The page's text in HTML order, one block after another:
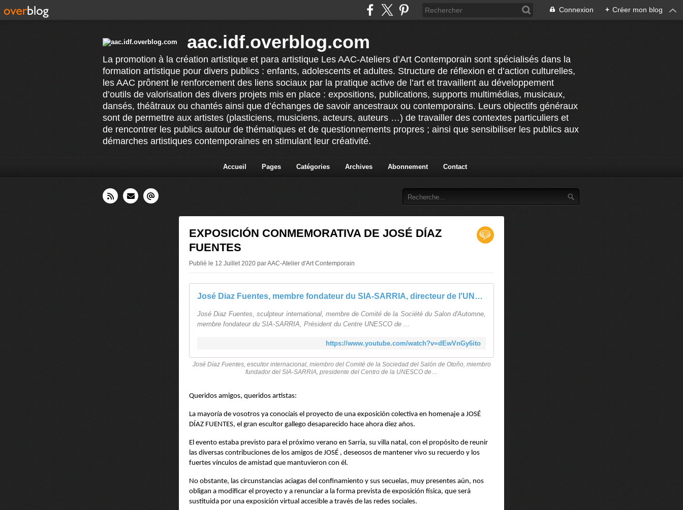
Connexion + Créer mon blog
aac.idf.overblog.com
La promotion à la création artistique et para artistique Les AAC-Ateliers d’Art Contemporain sont spécialisés dans la
formation artistique pour divers publics : enfants, adolescents et adultes. Structure de réflexion et d’action culturelles,
les AAC prônent le renforcement des liens sociaux par la pratique active de l’art et travaillent au développement
d’outils de valorisation des divers projets mis en place : expositions, publications, supports multimédias, musicaux,
dansés, théâtraux ou chantés ainsi que d’échanges de savoir ancestraux ou contemporains. Leurs objectifs généraux
sont de permettre aux artistes (plasticiens, musiciens, acteurs, auteurs …) de travailler des contextes particuliers et
de rencontrer les publics autour de thématiques et de questionnements propres ; ainsi que sensibiliser les publics aux
démarches artistiques contemporaines en stimulant leur créativité.
Accueil Pages Catégories Archives Abonnement Contact
EXPOSICIÓN CONMEMORATIVA DE JOSÉ DÍAZ
FUENTES
Publié le 12 Juillet 2020 par AAC-Atelier d'Art Contemporain
José Diaz Fuentes, membre fondateur du SIA-SARRIA, directeur de l'UNESCO à Sarria
José Diaz Fuentes, sculpteur international, membre de Comité de la Société du Salon d'Automne,
membre fondateur du SIA-SARRIA, Président du Centre UNESCO de ...
https://www.youtube.com/watch?v=dEwVnGy6ito
José Díaz Fuentes, escultor internacional, miembro del Comité de la Sociedad del Salón de Otoño, miembro
fundador del SIA-SARRIA, presidente del Centro de la UNESCO de…
Queridos amigos, queridos artistas:
La mayoría de vosotros ya conocíais el proyecto de una exposición colectiva en homenaje a JOSÉ
DÍAZ FUENTES, el gran escultor gallego desaparecido hace ahora diez años.
El evento estaba previsto para el próximo verano en Sarria, su villa natal, con el propósito de reunir
las diversas contribuciones de los amigos de JOSÉ , deseosos de mantener vivo su recuerdo y los
fuertes vínculos de amistad que mantuvieron con él.
No obstante, las circunstancias aciagas del confinamiento y sus secuelas, muy presentes aún, nos
obligan a modificar el proyecto y a renunciar a la forma prevista de exposición física, que será
sustituida por una exposición virtual accesible a través de las redes sociales.